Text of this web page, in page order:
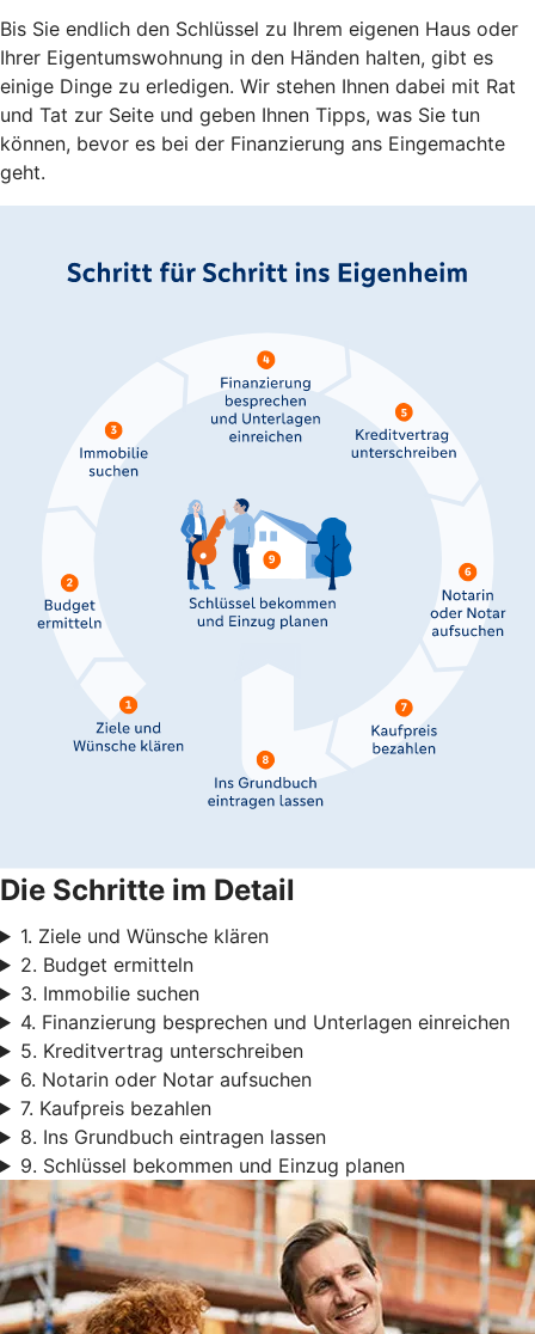
Bis Sie endlich den Schlüssel zu Ihrem eigenen Haus oder
Ihrer Eigentumswohnung in den Händen halten, gibt es
einige Dinge zu erledigen. Wir stehen Ihnen dabei mit Rat
und Tat zur Seite und geben Ihnen Tipps, was Sie tun
können, bevor es bei der Finanzierung ans Eingemachte
geht.
Die Schritte im Detail
1. Ziele und Wünsche klären
2. Budget ermitteln
3. Immobilie suchen
4. Finanzierung besprechen und Unterlagen einreichen
5. Kreditvertrag unterschreiben
6. Notarin oder Notar aufsuchen
7. Kaufpreis bezahlen
8. Ins Grundbuch eintragen lassen
9. Schlüssel bekommen und Einzug planen